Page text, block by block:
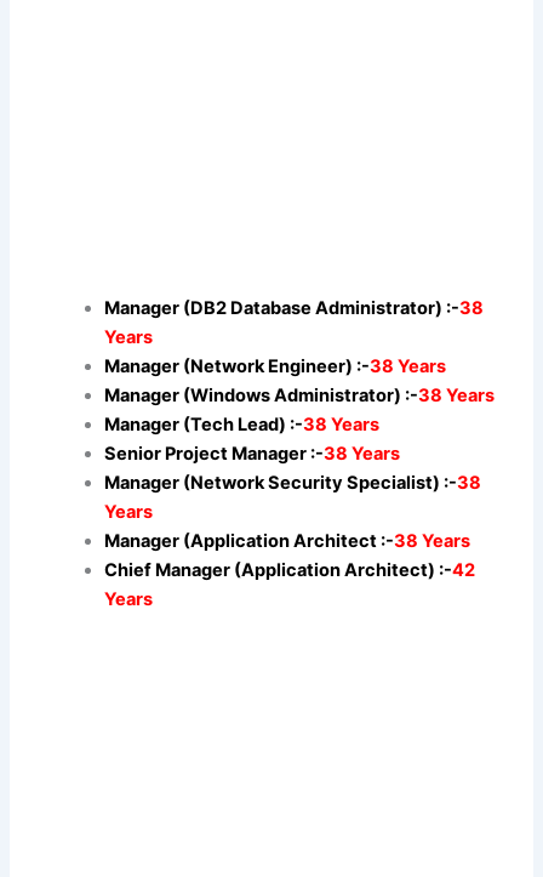
Manager (DB2 Database Administrator) :-38
Years
Manager (Network Engineer) :-38 Years
Manager (Windows Administrator) :-38 Years
Manager (Tech Lead) :-38 Years
Senior Project Manager :-38 Years
Manager (Network Security Specialist) :-38
Years
Manager (Application Architect :-38 Years
Chief Manager (Application Architect) :-42
Years